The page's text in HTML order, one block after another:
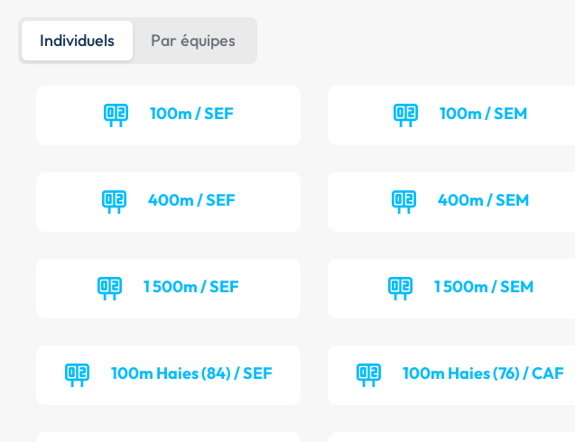
Individuels Par équipes
100m / SEF 100m / SEM
400m / SEF 400m / SEM
1 500m / SEF 1 500m / SEM
100m Haies (84) / SEF 100m Haies (76) / CAF